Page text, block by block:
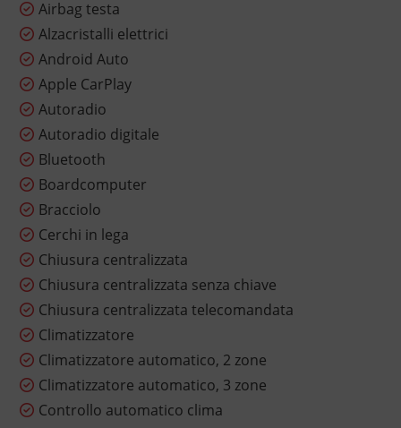
Airbag testa
Alzacristalli elettrici
Android Auto
Apple CarPlay
Autoradio
Autoradio digitale
Bluetooth
Boardcomputer
Bracciolo
Cerchi in lega
Chiusura centralizzata
Chiusura centralizzata senza chiave
Chiusura centralizzata telecomandata
Climatizzatore
Climatizzatore automatico, 2 zone
Climatizzatore automatico, 3 zone
Controllo automatico clima